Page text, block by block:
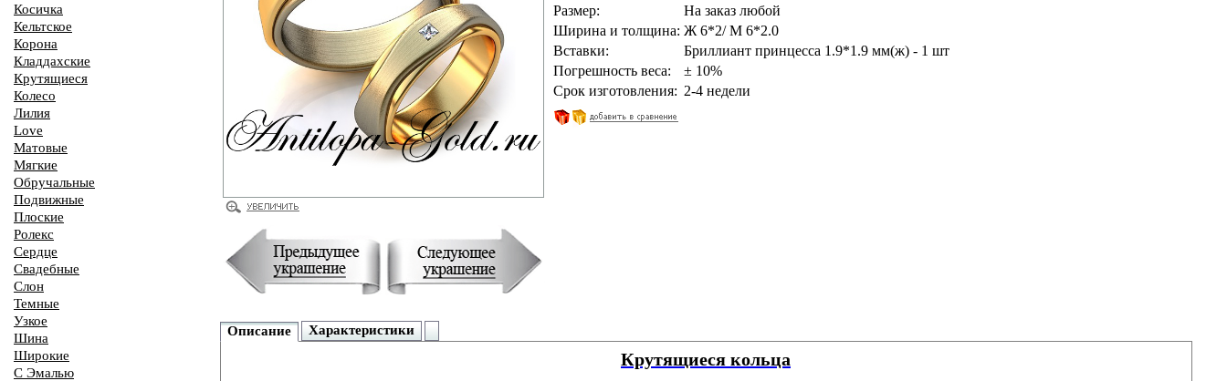
Косичка
Кельтское
Корона
Кладдахские
Крутящиеся
Колесо
Лилия
Love
Матовые
Мягкие
Обручальные
Подвижные
Плоские
Ролекс
Сердце
Свадебные
Слон
Темные
Узкое
Шина
Широкие
С Эмалью
Размер:
На заказ любой
Ширина и толщина: Ж 6*2/ М 6*2.0
Вставки:
Бриллиант принцесса 1.9*1.9 мм(ж) - 1 шт
Погрешность веса:
± 10%
Срок изготовления: 2-4 недели
Описание Характеристики
Крутящиеся кольца